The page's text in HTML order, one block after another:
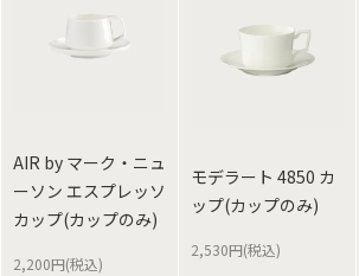
AIR by マーク・ニュ
ーソン エスプレッソ
カップ(カップのみ)
2,200円(税込)
モデラート 4850 カ
ップ(カップのみ)
2,530円(税込)